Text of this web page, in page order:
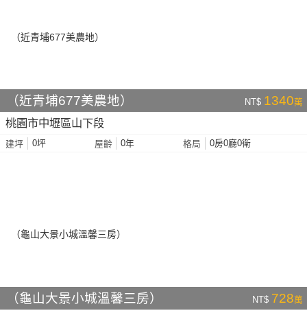
（近青埔677美農地） NT$ 1340萬
桃園市中壢區山下段
建坪 0坪 屋齡 0年 格局 0房0廳0衛
（龜山大景小城溫馨三房） NT$ 728萬